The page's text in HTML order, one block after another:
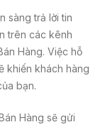
sàng trả lời tin
trên các kênh
Hàng. Việc hỗ
khiến khách hàng
bạn.
Hàng sẽ gửi